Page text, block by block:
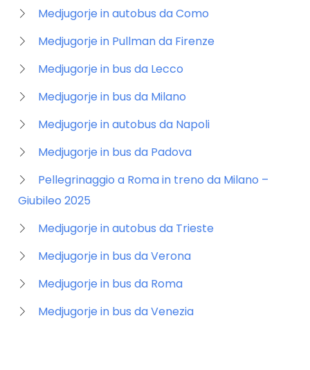
Medjugorje in autobus da Como
Medjugorje in Pullman da Firenze
Medjugorje in bus da Lecco
Medjugorje in bus da Milano
Medjugorje in autobus da Napoli
Medjugorje in bus da Padova
Pellegrinaggio a Roma in treno da Milano –
Giubileo 2025
Medjugorje in autobus da Trieste
Medjugorje in bus da Verona
Medjugorje in bus da Roma
Medjugorje in bus da Venezia